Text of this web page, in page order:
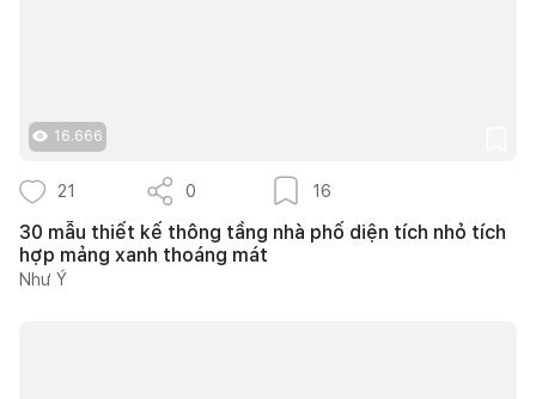
16.666
21 0 16
30 mẫu thiết kế thông tầng nhà phố diện tích nhỏ tích
hợp mảng xanh thoáng mát
Như Ý